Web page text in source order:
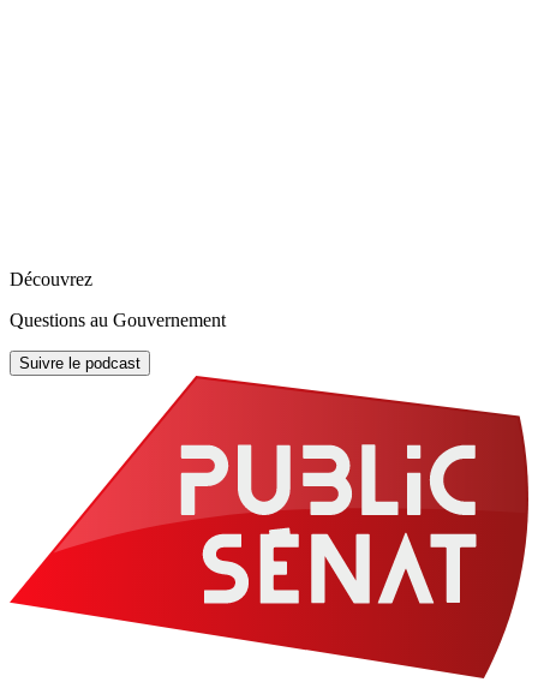
Découvrez
Questions au Gouvernement
Suivre le podcast